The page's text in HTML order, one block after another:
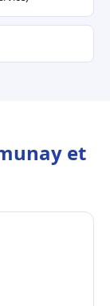
et